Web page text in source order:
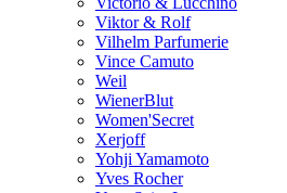
Viktor & Rolf
Vilhelm Parfumerie
Vince Camuto
Weil
WienerBlut
Women'Secret
Xerjoff
Yohji Yamamoto
Yves Rocher